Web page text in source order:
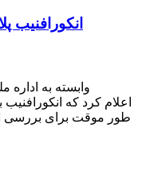
طور موقت برای بررسی